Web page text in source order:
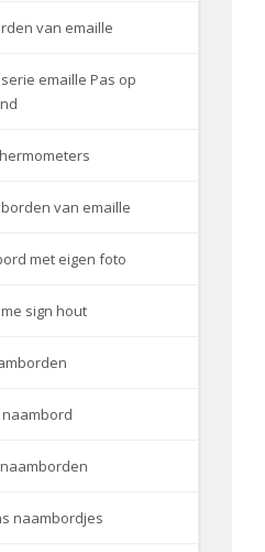
van emaille
emaille Pas op
van emaille
met eigen foto
sign hout
naambordjes